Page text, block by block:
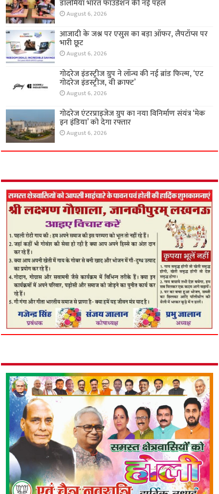
डालमिया भारत फाउंडेशन की नई पहल
August 6, 2026
आजादी के जश्न पर एसुस का बड़ा ऑफर, लैपटॉप्स पर
भारी छूट
August 6, 2026
गोदरेज इंडस्ट्रीज ग्रुप ने लॉन्च की नई ब्रांड फिल्म, ‘एट
गोदरेज इंडस्ट्रीज, वी क्राफ्ट’
August 6, 2026
गोदरेज एंटरप्राइजेज ग्रुप का नया विनिर्माण संयंत्र ‘मेक
इन इंडिया’ को देगा रफ्तार
August 6, 2026